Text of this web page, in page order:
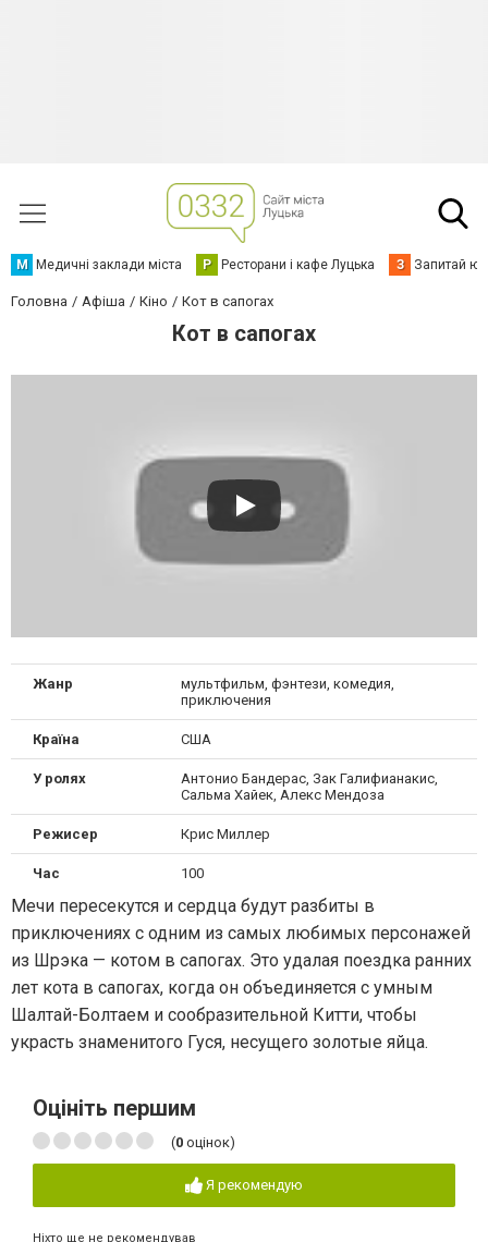
М Медичні заклади міста Р Ресторани і кафе Луцька З Запитай
Головна Афіша Кіно Кот в сапогах
Кот в сапогах
Жанр
мультфильм, фэнтези, комедия,
приключения
Країна США
У ролях
Антонио Бандерас, Зак Галифианакис,
Сальма Хайек, Алекс Мендоза
Режисер Крис Миллер
Час 100
Мечи пересекутся и сердца будут разбиты в
приключениях с одним из самых любимых персонажей
из Шрэка — котом в сапогах. Это удалая поездка ранних
лет кота в сапогах, когда он объединяется с умным
Шалтай-Болтаем и сообразительной Китти, чтобы
украсть знаменитого Гуся, несущего золотые яйца.
Оцініть першим
(0 оцінок)
Я рекомендую
Ніхто ще не рекомендував